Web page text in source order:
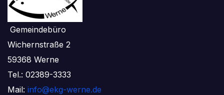
Gemeindebüro
Wichernstraße 2
59368 Werne
Tel.: 02389-3333
Mail: info@ekg-werne.de